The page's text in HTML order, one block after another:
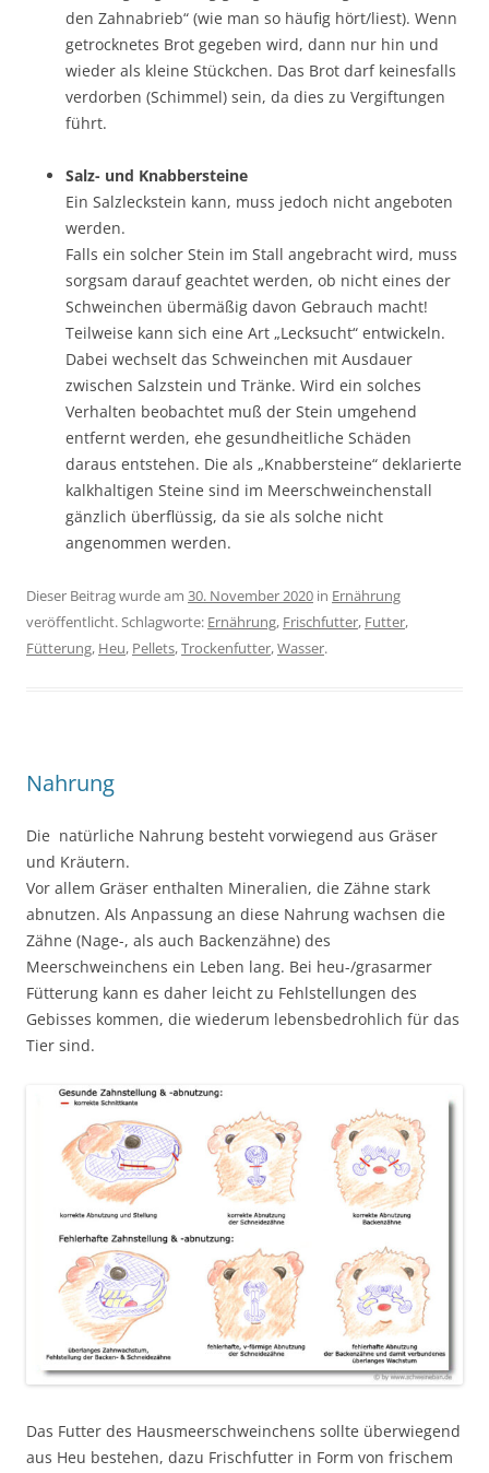
den Zahnabrieb“ (wie man so häufig hört/liest). Wenn
getrocknetes Brot gegeben wird, dann nur hin und
wieder als kleine Stückchen. Das Brot darf keinesfalls
verdorben (Schimmel) sein, da dies zu Vergiftungen
führt.
Salz- und Knabbersteine
Ein Salzleckstein kann, muss jedoch nicht angeboten
werden.
Falls ein solcher Stein im Stall angebracht wird, muss
sorgsam darauf geachtet werden, ob nicht eines der
Schweinchen übermäßig davon Gebrauch macht!
Teilweise kann sich eine Art „Lecksucht“ entwickeln.
Dabei wechselt das Schweinchen mit Ausdauer
zwischen Salzstein und Tränke. Wird ein solches
Verhalten beobachtet muß der Stein umgehend
entfernt werden, ehe gesundheitliche Schäden
daraus entstehen. Die als „Knabbersteine“ deklarierte
kalkhaltigen Steine sind im Meerschweinchenstall
gänzlich überflüssig, da sie als solche nicht
angenommen werden.
Dieser Beitrag wurde am 30. November 2020 in Ernährung
veröffentlicht. Schlagworte: Ernährung, Frischfutter, Futter,
Fütterung, Heu, Pellets,Trockenfutter,Wasser.
Nahrung
Die natürliche Nahrung besteht vorwiegend aus Gräser
und Kräutern.
Vor allem Gräser enthalten Mineralien, die Zähne stark
abnutzen. Als Anpassung an diese Nahrung wachsen die
Zähne (Nage-, als auch Backenzähne) des
Meerschweinchens ein Leben lang. Bei heu-/grasarmer
Fütterung kann es daher leicht zu Fehlstellungen des
Gebisses kommen, die wiederum lebensbedrohlich für das
Tier sind.
Das Futter des Hausmeerschweinchens sollte überwiegend
aus Heu bestehen, dazu Frischfutter in Form von frischem